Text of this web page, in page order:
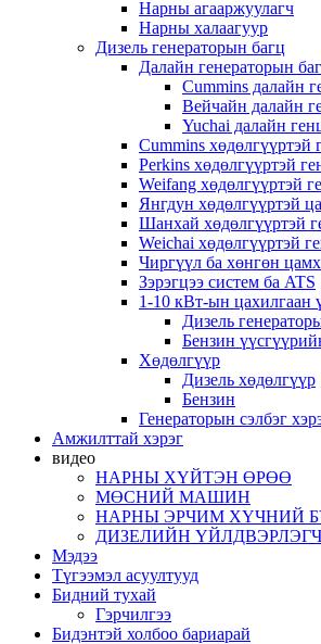
Нарны агааржуулагч
Нарны халаагуур
Дизель генераторын багц
Далайн генераторын
Cummins далайн
Вейчайн далайн
Yuchai далайн
Cummins хөдөлгүүртэй
Perkins хөдөлгүүртэй
Weifang хөдөлгүүртэй
Янгдун хөдөлгүүртэй
Шанхай хөдөлгүүртэй
Weichai хөдөлгүүртэй
Чиргүүл ба хөнгөн
Зэрэгцээ систем ба ATS
1-10 кВт-ын цахилгаан
Дизель
Бензин
Хөдөлгүүр
Дизель хөдөлгүүр
Бензин
Генераторын сэлбэг
Амжилттай хэрэг
видео
НАРНЫ ХҮЙТЭН ӨРӨӨ
МӨСНИЙ МАШИН
НАРНЫ ЭРЧИМ ХҮЧНИЙ
ДИЗЕЛИЙН
Мэдээ
Түгээмэл асуултууд
Бидний тухай
Гэрчилгээ
Бидэнтэй холбоо бариарай